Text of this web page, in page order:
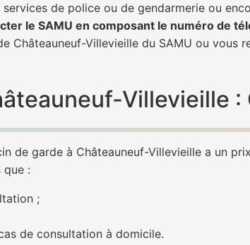
de police ou de gendarmerie ou
le SAMU en composant le numéro de
Châteauneuf-Villevieille du SAMU ou vous
Villevieille
de garde à Châteauneuf-Villevieille a un
:
;
de consultation à domicile.